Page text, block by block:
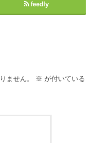
feedly
ません。 ※ が付いている